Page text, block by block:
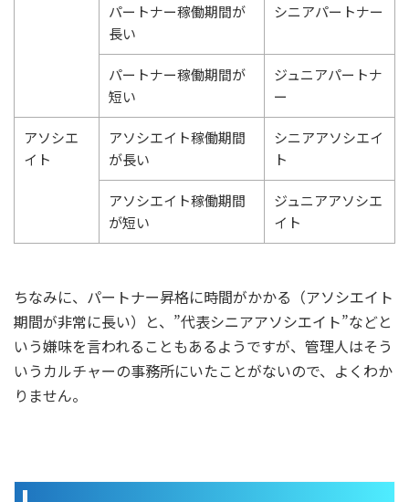
パートナー稼働期間が
長い
シニアパートナー
パートナー稼働期間が
短い
ジュニアパートナ
ー
アソシエ
イト
アソシエイト稼働期間
が長い
シニアアソシエイ
ト
アソシエイト稼働期間
が短い
ジュニアアソシエ
イト
ちなみに、パートナー昇格に時間がかかる（アソシエイト
期間が非常に長い）と、”代表シニアアソシエイト”などと
いう嫌味を言われることもあるようですが、管理人はそう
いうカルチャーの事務所にいたことがないので、よくわか
りません。